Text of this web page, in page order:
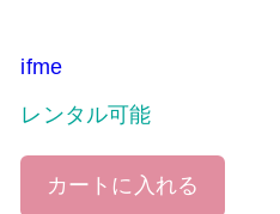
ifme
レンタル可能
カートに入れる